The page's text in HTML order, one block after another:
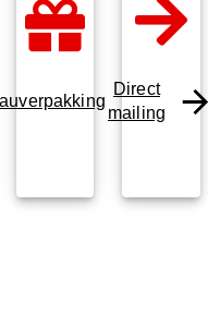
Direct
mailing